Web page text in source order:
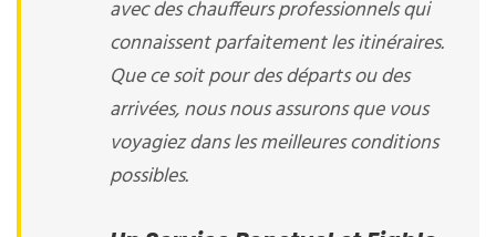
avec des chauffeurs professionnels qui
connaissent parfaitement les itinéraires.
Que ce soit pour des départs ou des
arrivées, nous nous assurons que vous
voyagiez dans les meilleures conditions
possibles.